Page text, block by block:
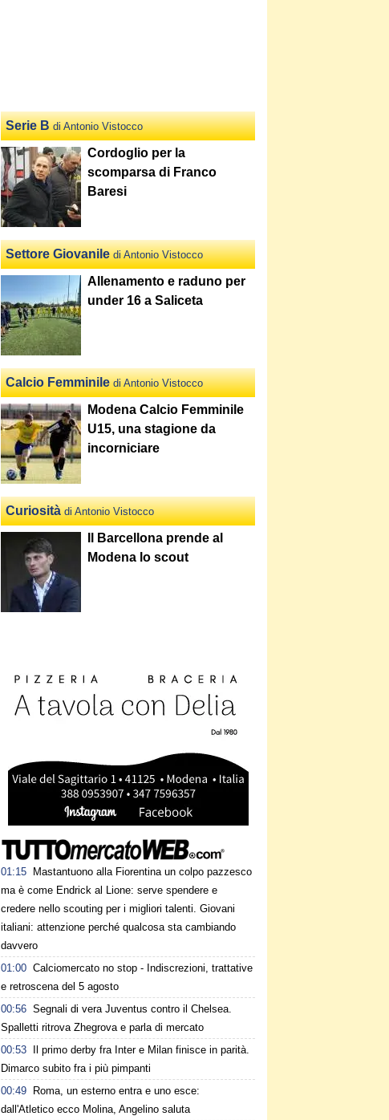
Serie B di Antonio Vistocco
Cordoglio per la
scomparsa di Franco
Baresi
Settore Giovanile di Antonio Vistocco
Allenamento e raduno per
under 16 a Saliceta
Calcio Femminile di Antonio Vistocco
Modena Calcio Femminile
U15, una stagione da
incorniciare
Curiosità di Antonio Vistocco
Il Barcellona prende al
Modena lo scout
01:15
Mastantuono alla Fiorentina un colpo pazzesco
ma è come Endrick al Lione: serve spendere e
credere nello scouting per i migliori talenti. Giovani
italiani: attenzione perché qualcosa sta cambiando
davvero
01:00 Calciomercato no stop - Indiscrezioni, trattative
e retroscena del 5 agosto
00:56 Segnali di vera Juventus contro il Chelsea.
Spalletti ritrova Zhegrova e parla di mercato
00:53
Il primo derby fra Inter e Milan finisce in parità.
Dimarco subito fra i più pimpanti
00:49
Roma, un esterno entra e uno esce:
dall'Atletico ecco Molina, Angelino saluta